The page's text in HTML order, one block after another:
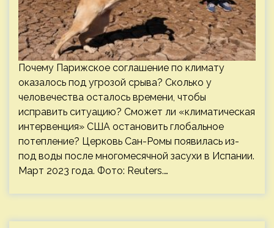
Почему Парижское соглашение по климату
оказалось под угрозой срыва? Сколько у
человечества осталось времени, чтобы
исправить ситуацию? Сможет ли «климатическая
интервенция» США остановить глобальное
потепление? Церковь Сан-Ромы появилась из-
под воды после многомесячной засухи в Испании.
Март 2023 года. Фото: Reuters.…